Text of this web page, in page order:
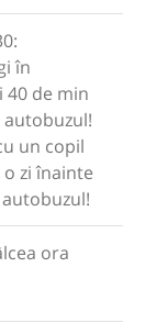
în
40 de min
autobuzul!
un copil
zi înainte
autobuzul!
ora